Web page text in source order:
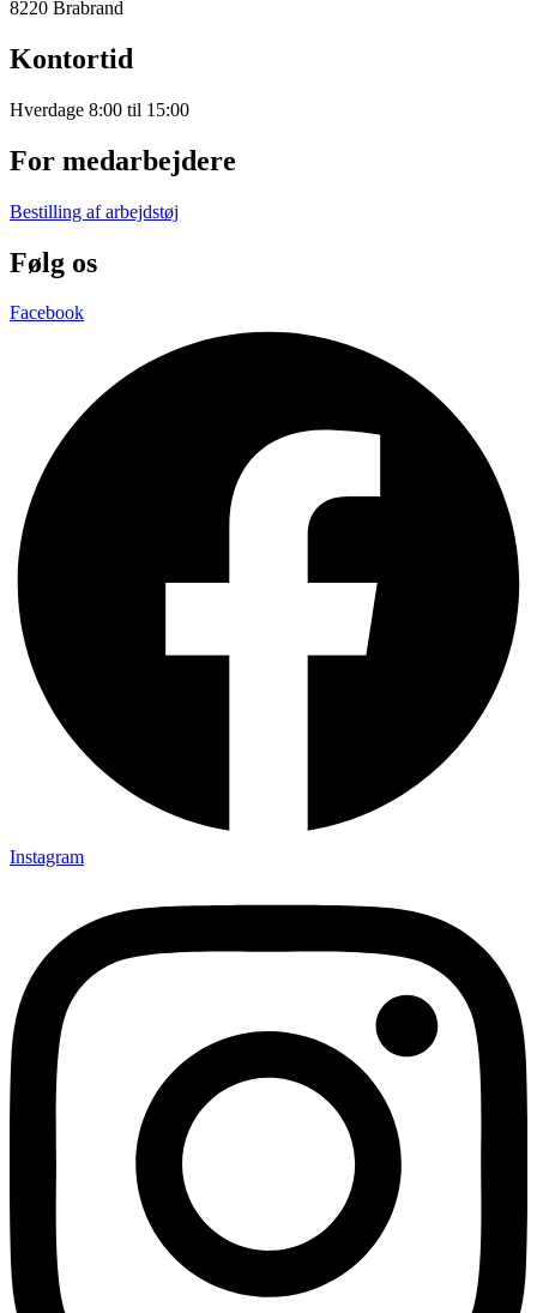
8220 Brabrand
Kontortid
Hverdage 8:00 til 15:00
For medarbejdere
Bestilling af arbejdstøj
Følg os
Facebook
Instagram